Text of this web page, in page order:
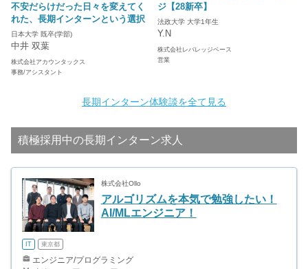
不安だらけだった日々を変えてく
れた、長期インターンという選択
日本大学 既卒(学部)
中井 双葉
株式会社アカウンタックス
事務/アシスタント
ジ【28新卒】
法政大学 大学1年生
Y.N
株式会社レバレッジベース
営業
長期インターン体験談を全て見る
積極採用中の長期インターン求人
株式会社Ollo
アルゴリズムを本気で勉強したい！
AI/MLエンジニア！
IT 東京都
エンジニア/プログラミング